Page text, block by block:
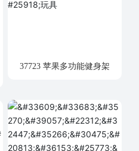
37723 苹果多功能健身架